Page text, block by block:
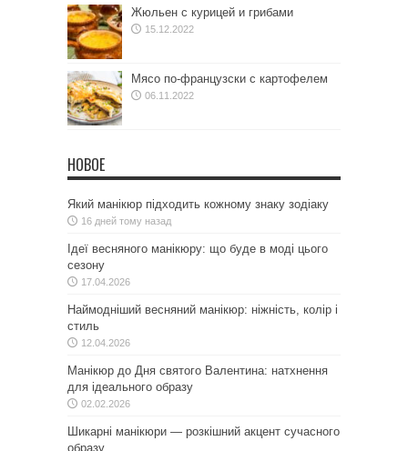
Жюльен с курицей и грибами
15.12.2022
Мясо по-французски с картофелем
06.11.2022
НОВОЕ
Який манікюр підходить кожному знаку зодіаку
16 дней тому назад
Ідеї весняного манікюру: що буде в моді цього
сезону
17.04.2026
Наймодніший весняний манікюр: ніжність, колір і
стиль
12.04.2026
Манікюр до Дня святого Валентина: натхнення
для ідеального образу
02.02.2026
Шикарні манікюри — розкішний акцент сучасного
образу